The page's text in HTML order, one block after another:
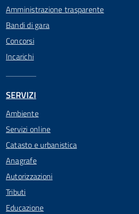
Amministrazione trasparente
Bandi di gara
Concorsi
Incarichi
SERVIZI
Ambiente
Servizi online
Catasto e urbanistica
Anagrafe
Autorizzazioni
Tributi
Educazione